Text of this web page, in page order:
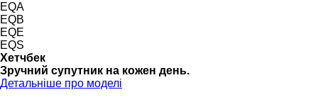
EQA
EQB
EQE
EQS
Хетчбек
Зручний супутник на кожен день.
Детальніше про моделі